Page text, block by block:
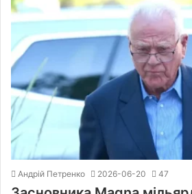
Андрій Петренко 2026-06-20 47